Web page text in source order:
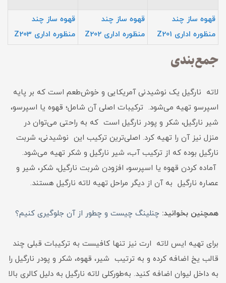
قهوه ساز چند
منظوره اداری Z201
قهوه ساز چند
منظوره اداری Z202
قهوه ساز چند
منظوره اداری Z203
جمع‌بندی
لاته نارگیل یک نوشیدنی آمریکایی و خوش‌طعم است که بر پایه
اسپرسو تهیه می‌شود. ترکیبات اصلی آن شامل؛ قهوه یا اسپرسو،
شیر نارگیل، شکر و پودر نارگیل است که به‌ راحتی می‌توان در
منزل نیز آن را تهیه کرد. اصلی‌ترین ترکیب این نوشیدنی، شربت
نارگیل بوده که از ترکیب آب، شیر نارگیل و شکر تهیه می‌شود.
آماده‌ کردن قهوه یا اسپرسو، افزودن شربت نارگیل، شکر، شیر و
عصاره نارگیل به آن از دیگر مراحل تهیه لاته نارگیل هستند.
همچنین بخوانید: چنلینگ چیست و چطور از آن جلوگیری کنیم؟
برای تهیه ایس لاته ارت نیز تنها کافیست به ترکیبات قبلی چند
قالب یخ اضافه کرده و به ترتیب شیر، قهوه، شکر و پودر نارگیل را
به داخل لیوان اضافه کنید. به‌طورکلی لاته نارگیل به دلیل کالری بالا